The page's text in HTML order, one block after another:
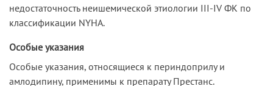
недостаточность неишемической этиологии III-IV ФК по
классификации NYHA.
Особые указания
Особые указания, относящиеся к периндоприлу и
амлодипину, применимы к препарату Престанс.